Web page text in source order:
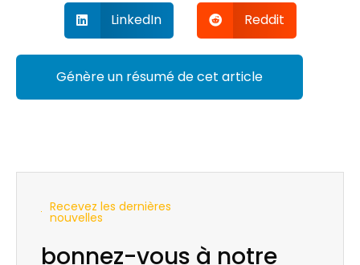
LinkedIn Reddit
Génère un résumé de cet article
Recevez les dernières
nouvelles
bonnez-vous à notre